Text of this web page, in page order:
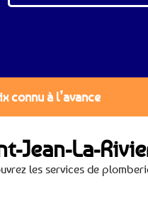
connu à l’avance
Jean-La-
les services de